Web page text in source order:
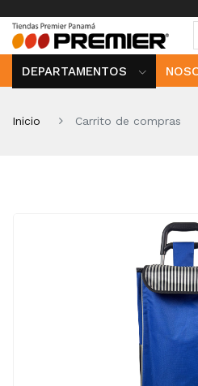
DEPARTAMENTOS
Inicio Carrito de compras